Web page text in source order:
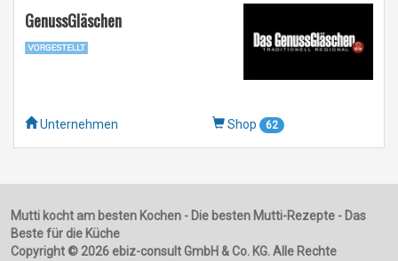
GenussGläschen
Unternehmen Shop 62
Mutti kocht am besten Kochen - Die besten Mutti-Rezepte - Das
Beste für die Küche
Copyright © 2026 ebiz-consult GmbH & Co. KG. Alle Rechte